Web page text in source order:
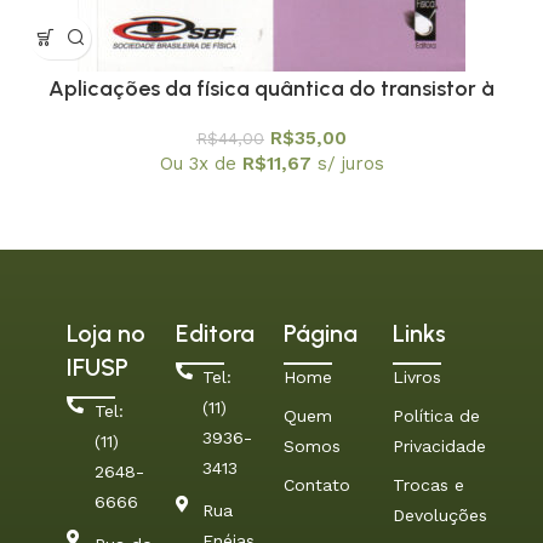
Aplicações da física quântica do transistor à
/ SBF
R$44,00 R$35,00
Ou 3x de R$11,67 s/ juros
Loja no
IFUSP
Tel:
(11)
2648-
6666
Editora
Tel:
(11)
3936-
3413
Rua
Página
Home
Quem
Somos
Contato
Links
Livros
Política de
Privacidade
Trocas e
Devoluções